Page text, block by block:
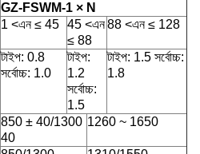
GZ-FSWM-1 × N
1 <এন ≤ 45 45 <এন
≤ 88
88 <এন ≤ 128
টাইপ: 0.8
সর্বোচ্চ: 1.0
টাইপ:
1.2
সর্বোচ্চ:
1.5
টাইপ: 1.5 সর্বোচ্চ:
1.8
850 ± 40/1300
40
1260 ~ 1650